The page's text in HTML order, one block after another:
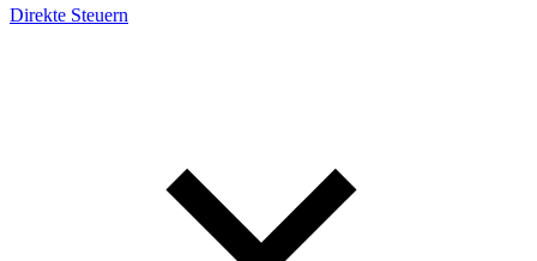
Direkte Steuern